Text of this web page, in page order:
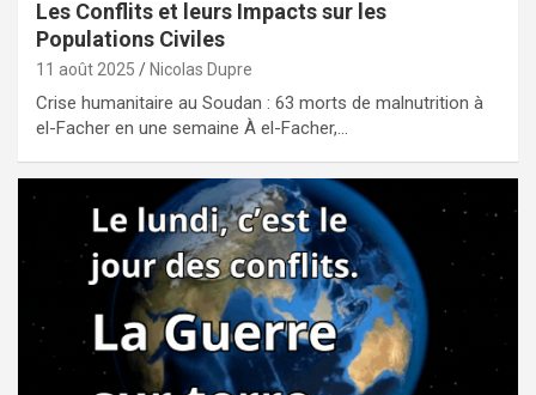
Les Conflits et leurs Impacts sur les
Populations Civiles
11 août 2025 Nicolas Dupre
Crise humanitaire au Soudan : 63 morts de malnutrition à
el-Facher en une semaine À el-Facher,…